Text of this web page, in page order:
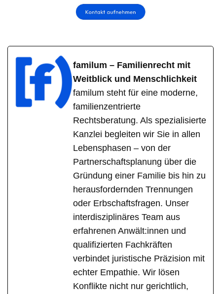
familum – Familienrecht mit
Weitblick und Menschlichkeit
familum steht für eine moderne,
familienzentrierte
Rechtsberatung. Als spezialisierte
Kanzlei begleiten wir Sie in allen
Lebensphasen – von der
Partnerschaftsplanung über die
Gründung einer Familie bis hin zu
herausfordernden Trennungen
oder Erbschaftsfragen. Unser
interdisziplinäres Team aus
erfahrenen Anwält:innen und
qualifizierten Fachkräften
verbindet juristische Präzision mit
echter Empathie. Wir lösen
Konflikte nicht nur gerichtlich,